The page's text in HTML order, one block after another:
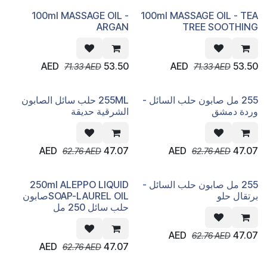
100ml MASSAGE OIL - TEA
TREE SOOTHING
53.50
71.33AED
100ml MASSAGE OIL -
ARGAN
53.50
71.33AED
255 مل صابون حلب السائل -
وردة دمشق
47.07
62.76AED
255ML حلب سائل الصابون
الشرقية حديقة
47.07
AED
62.76AED
255 مل صابون حلب السائل -
برتقال حلو
47.07
62.76AED
250ml ALEPPO LIQUID
SOAP-LAUREL OILصابون
حلب سائل 250 مل
47.07
AED
62.76AED